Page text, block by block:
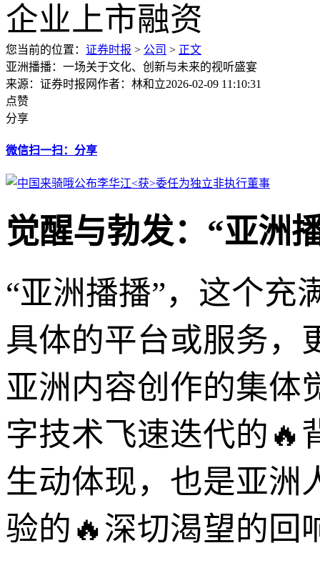
您当前的位置： 证券时报 > 公司 > 正文
亚洲播播：一场关于文化、创新与未来的视听盛宴
来源：证券时报网作者：林和立2026-02-09 11:10:31
点赞
分享
微信扫一扫：分享
觉醒与勃发：“亚洲
“亚洲播播”，这个充
具体的平台或服务，
亚洲内容创作的集体
字技术飞速迭代的🔥
生动体现，也是亚洲
验的🔥深切渴望的回